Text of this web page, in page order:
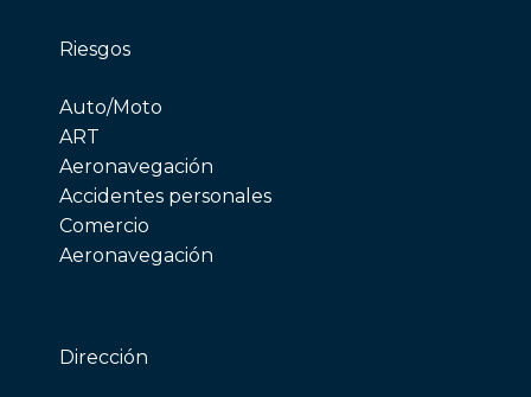
Riesgos
Auto/Moto
ART
Aeronavegación
Accidentes personales
Comercio
Aeronavegación
Dirección